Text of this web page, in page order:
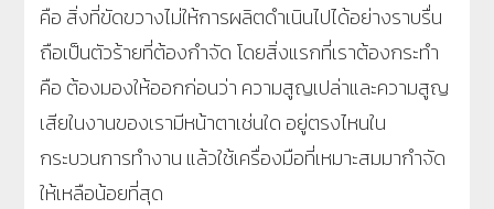
คือ สิ่งที่ขัดขวางไม่ให้การผลิตดำเนินไปได้อย่างราบรื่น
ถือเป็นตัวร้ายที่ต้องกำจัด โดยสิ่งแรกที่เราต้องกระทำ
คือ ต้องมองให้ออกก่อนว่า ความสูญเปล่าและความสูญ
เสียในงานของเรามีหน้าตาเช่นใด อยู่ตรงไหนใน
กระบวนการทำงาน แล้วใช้เครื่องมือที่เหมาะสมมากำจัด
ให้เหลือน้อยที่สุด